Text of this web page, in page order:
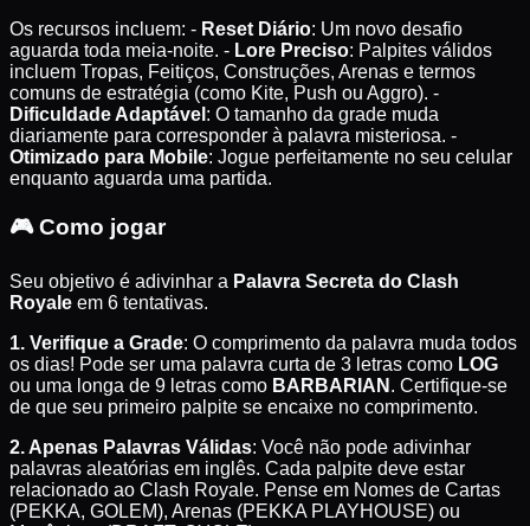
Os recursos incluem: - Reset Diário: Um novo desafio
aguarda toda meia-noite. - Lore Preciso: Palpites válidos
incluem Tropas, Feitiços, Construções, Arenas e termos
comuns de estratégia (como Kite, Push ou Aggro). -
Dificuldade Adaptável : O tamanho da grade muda
diariamente para corresponder à palavra misteriosa. -
Otimizado para Mobile: Jogue perfeitamente no seu celular
enquanto aguarda uma partida.
🎮 Como jogar
Seu objetivo é adivinhar a Palavra Secreta do Clash
Royale em 6 tentativas.
1. Verifique a Grade: O comprimento da palavra muda todos
os dias! Pode ser uma palavra curta de 3 letras como LOG
ou uma longa de 9 letras como BARBARIAN . Certifique-se
de que seu primeiro palpite se encaixe no comprimento.
2. Apenas Palavras Válidas: Você não pode adivinhar
palavras aleatórias em inglês. Cada palpite deve estar
relacionado ao Clash Royale. Pense em Nomes de Cartas
(PEKKA, GOLEM), Arenas (PEKKA PLAYHOUSE) ou